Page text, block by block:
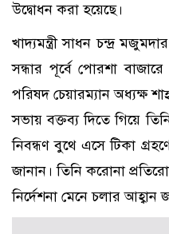
উদ্বোধন করা হয়েছে।
খাদ্যমন্ত্রী সাধন চন্দ্র
সন্ধার পূর্বে পোরশা
পরিষদ চেয়ারম্যান অধ্যক্ষ
সভায় বক্তব্য দিতে গিয়ে
নিবন্ধণ বুথে এসে টিকা
জানান। তিনি করোনা
নির্দেশনা মেনে চলার আহ্বান